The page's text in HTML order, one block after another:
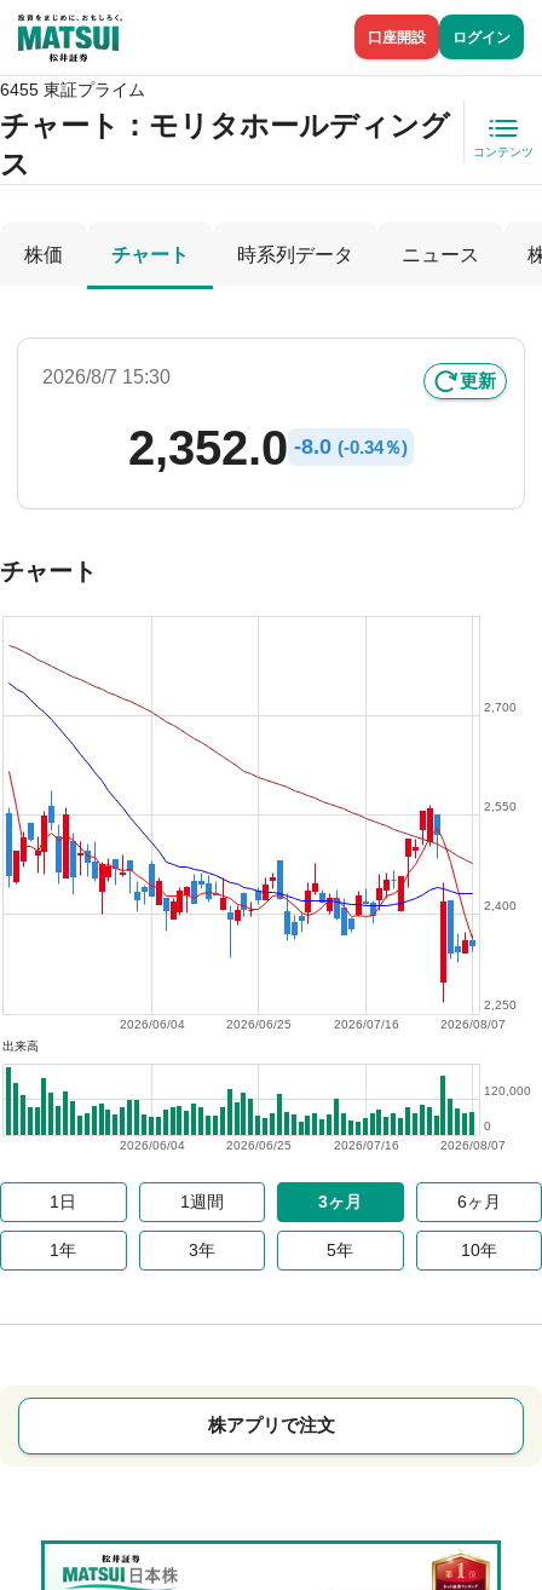
口座開設 ログイン
6455 東証プライム
チャート： モリタホールディング
ス
コンテンツ
株価 チャート 時系列データ ニュース
2026/8/7 15:30 更新
2,352.0 -8.0 (-0.34％)
チャート
2026/08/07
2026/07/16
2026/06/25
2026/06/04
2,250
2,400
2,550
2,700
出来高
2026/08/07
2026/07/16
2026/06/25
2026/06/04
0
120,000
1日 1週間 3ヶ月 6ヶ月
1年 3年 5年 10年
株アプリで注文